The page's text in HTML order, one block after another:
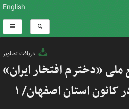
English
دریافت تصاویر
«دخترم افتخار ایران»
کانون استان اصفهان/ ۱